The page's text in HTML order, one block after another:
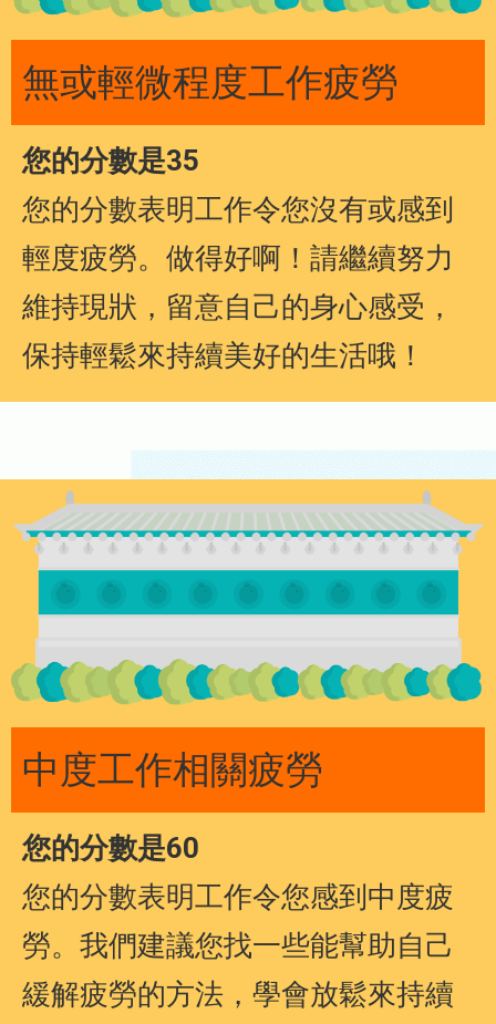
無或輕微程度工作疲勞
您的分數是35
您的分數表明工作令您沒有或感到
輕度疲勞。做得好啊！請繼續努力
維持現狀，留意自己的身心感受，
保持輕鬆來持續美好的生活哦！
中度工作相關疲勞
您的分數是60
您的分數表明工作令您感到中度疲
勞。我們建議您找一些能幫助自己
緩解疲勞的方法，學會放鬆來持續